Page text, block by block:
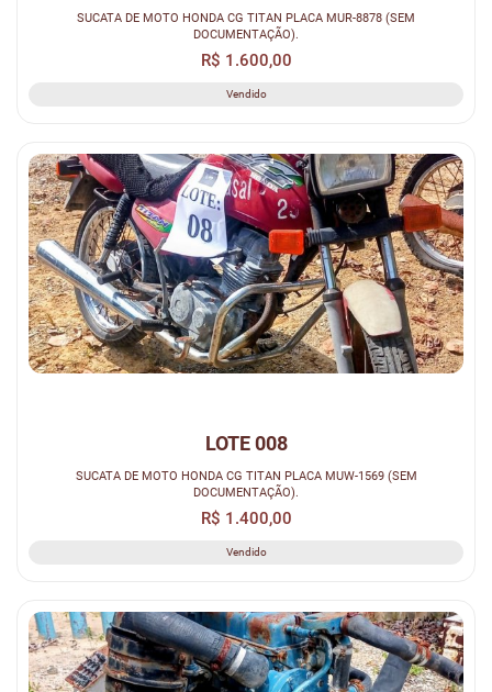
SUCATA DE MOTO HONDA CG TITAN PLACA MUR-8878 (SEM
DOCUMENTAÇÃO).
R$ 1.600,00
Vendido
LOTE 008
SUCATA DE MOTO HONDA CG TITAN PLACA MUW-1569 (SEM
DOCUMENTAÇÃO).
R$ 1.400,00
Vendido